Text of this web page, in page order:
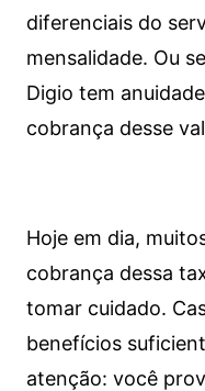
diferenciais do
mensalidade. Ou
Digio tem
cobrança desse
Hoje em dia,
cobrança dessa
tomar cuidado.
benefícios
atenção: você